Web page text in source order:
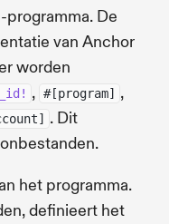
programma. De
van Anchor
worden
, #[program] ,
. Dit
het programma.
definieert het